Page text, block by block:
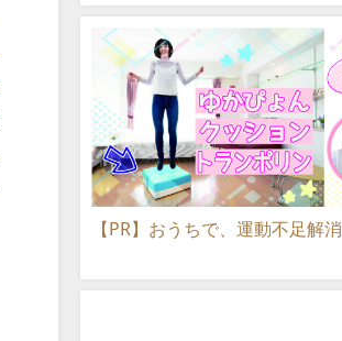
【PR】おうちで、運動不足解消